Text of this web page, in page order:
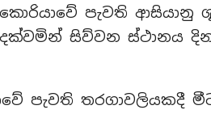
පැවති ආසියානු
සිව්වන ස්ථානය
පැවති තරගාවලියකදී